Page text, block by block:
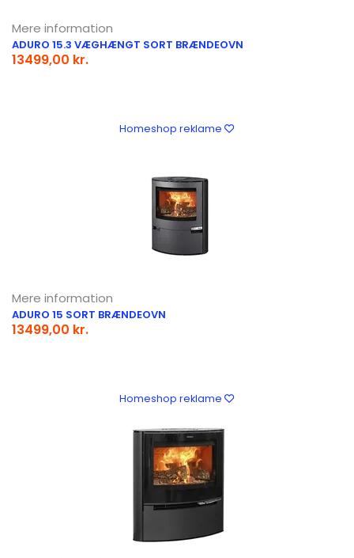
Mere information
ADURO 15.3 VÆGHÆNGT SORT BRÆNDEOVN
13499,00 kr.
Homeshop reklame
Mere information
ADURO 15 SORT BRÆNDEOVN
13499,00 kr.
Homeshop reklame